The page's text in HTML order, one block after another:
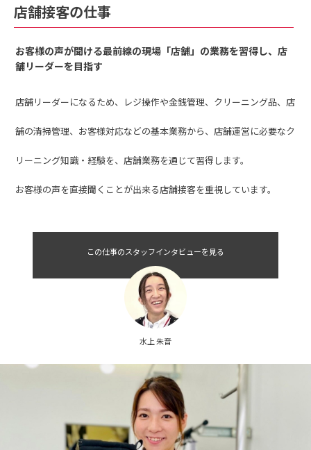
店舗接客の仕事
お客様の声が聞ける最前線の現場「店舗」の業務を習得し、店
舗リーダーを目指す
店舗リーダーになるため、レジ操作や金銭管理、クリーニング品、店
舗の清掃管理、お客様対応などの基本業務から、店舗運営に必要なク
リーニング知識・経験を、店舗業務を通じて習得します。
お客様の声を直接聞くことが出来る店舗接客を重視しています。
この仕事のスタッフインタビューを見る
水上 朱音